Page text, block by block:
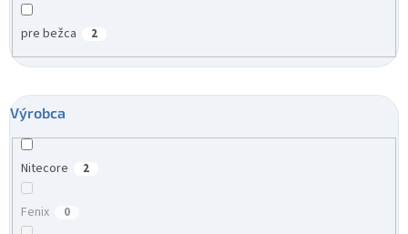
pre bežca 2
Výrobca
Nitecore 2
Fenix 0